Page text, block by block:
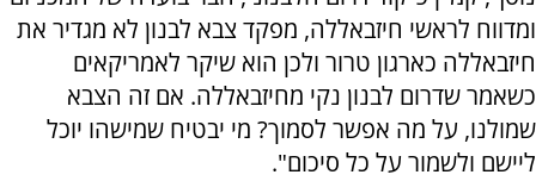
ומדווח לראשי חיזבאללה, מפקד צבא לבנון לא מגדיר את
חיזבאללה כארגון טרור ולכן הוא שיקר לאמריקאים
כשאמר שדרום לבנון נקי מחיזבאללה. אם זה הצבא
שמולנו, על מה אפשר לסמוך? מי יבטיח שמישהו יוכל
ליישם ולשמור על כל סיכום".